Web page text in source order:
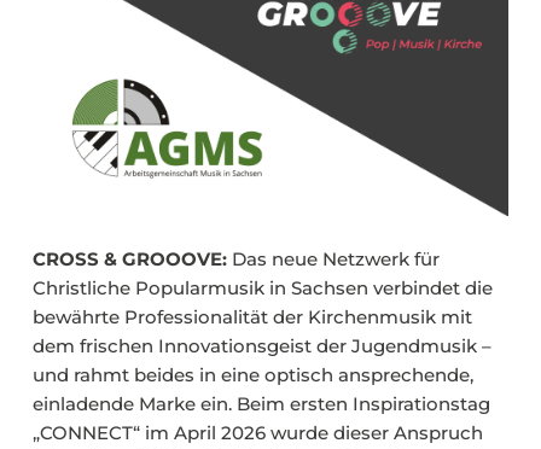
CROSS & GROOOVE: Das neue Netzwerk für
Christliche Popularmusik in Sachsen verbindet die
bewährte Professionalität der Kirchenmusik mit
dem frischen Innovationsgeist der Jugendmusik –
und rahmt beides in eine optisch ansprechende,
einladende Marke ein. Beim ersten Inspirationstag
„CONNECT“ im April 2026 wurde dieser Anspruch